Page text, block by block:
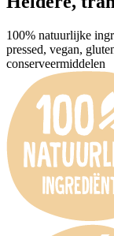
100% natuurlijke
pressed, vegan,
conserveermiddelen